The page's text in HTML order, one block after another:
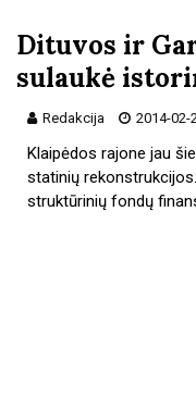
Dituvos ir
sulaukė
Redakcija 2014-02-
Klaipėdos rajone jau
statinių
struktūrinių fondų